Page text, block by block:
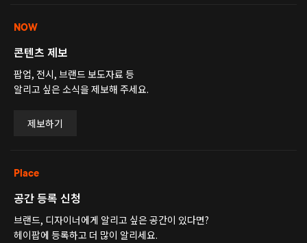
NOW
콘텐츠 제보
팝업, 전시, 브랜드 보도자료 등
알리고 싶은 소식을 제보해 주세요.
제보하기
Place
공간 등록 신청
브랜드, 디자이너에게 알리고 싶은 공간이 있다면?
헤이팝에 등록하고 더 많이 알리세요.